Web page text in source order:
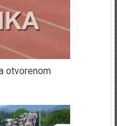
otvorenom